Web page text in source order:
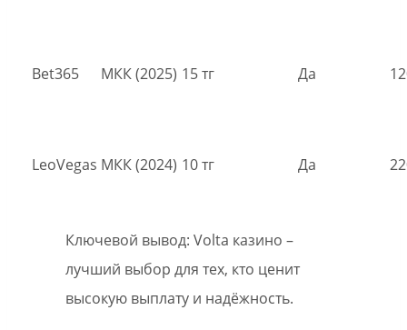
Bet365 МКК (2025) 15 тг Да
LeoVegas МКК (2024) 10 тг Да
Ключевой вывод: Volta казино –
лучший выбор для тех, кто ценит
высокую выплату и надёжность.